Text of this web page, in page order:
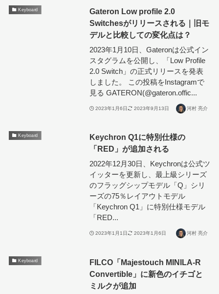
Keyboard
Gateron Low profile 2.0
Switchesがリリースされる｜旧モ
デルと比較しての変化点は？
2023年1月10日、Gateronは公式イン
スタグラムを公開し、「Low Profile
2.0 Switch」の正式リリースを発表
しました。 この投稿をInstagramで
見る GATERON(@gateron.offic...
2023年1月6日 2023年9月13日 河村 亮介
Keyboard
Keychron Q1に特別仕様の
「RED」が追加される
2022年12月30日、Keychronは公式ツ
イッターを更新し、最上級シリーズ
のフラッグシップモデル「Q」シリ
ーズの75％レイアウトモデル
「Keychron Q1」に特別仕様モデル
「RED...
2023年1月1日 2023年1月6日 河村 亮介
Keyboard
FILCO「Majestouch MINILA-R
Convertible」に新色のイチゴと
ミルクが追加